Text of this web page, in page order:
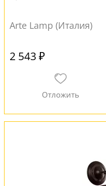
Arte Lamp (Италия)
2 543 ₽